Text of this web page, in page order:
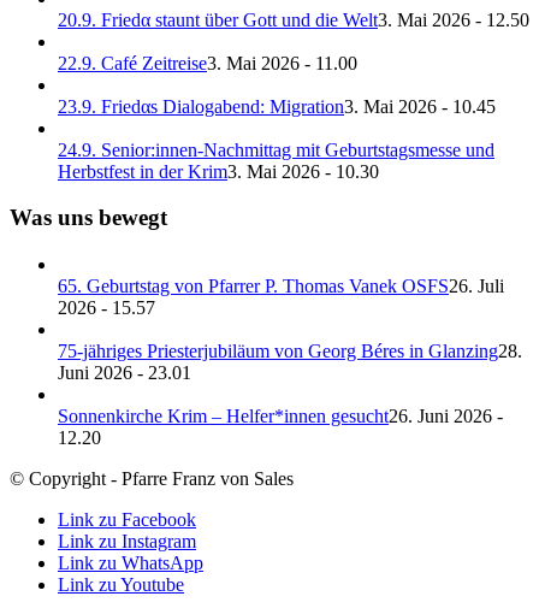
20.9. Friedα staunt über Gott und die Welt3. Mai 2026 - 12.50
22.9. Café Zeitreise3. Mai 2026 - 11.00
23.9. Friedαs Dialogabend: Migration3. Mai 2026 - 10.45
24.9. Senior:innen-Nachmittag mit Geburtstagsmesse und
Herbstfest in der Krim3. Mai 2026 - 10.30
Was uns bewegt
65. Geburtstag von Pfarrer P. Thomas Vanek OSFS26. Juli
2026 - 15.57
75-jähriges Priesterjubiläum von Georg Béres in Glanzing28.
Juni 2026 - 23.01
Sonnenkirche Krim – Helfer*innen gesucht26. Juni 2026 -
12.20
© Copyright - Pfarre Franz von Sales
Link zu Facebook
Link zu Instagram
Link zu WhatsApp
Link zu Youtube